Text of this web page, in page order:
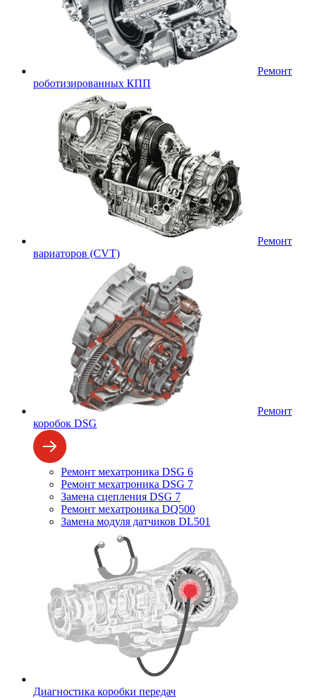
Ремонт
роботизированных КПП
Ремонт
вариаторов (CVT)
Ремонт
коробок DSG
Ремонт мехатроника DSG 6
Ремонт мехатроника DSG 7
Замена сцепления DSG 7
Ремонт мехатроника DQ500
Замена модуля датчиков DL501
Диагностика коробки передач